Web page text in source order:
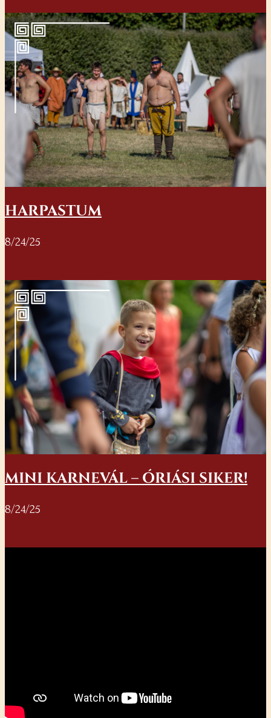
HARPASTUM
8/24/25
MINI KARNEVÁL – ÓRIÁSI SIKER!
8/24/25